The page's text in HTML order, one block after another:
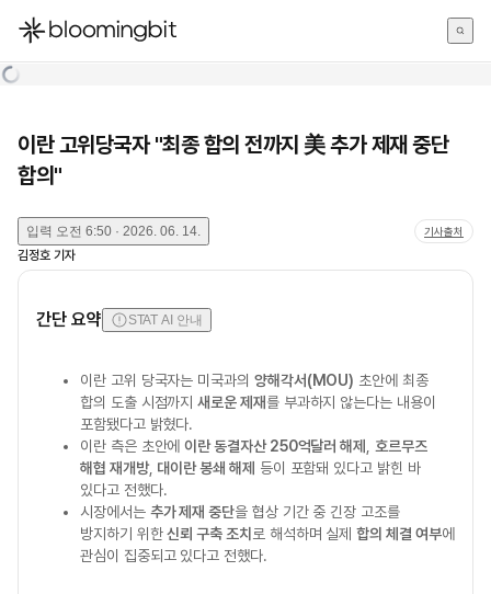
한국어
이란 고위당국자 "최종 합의 전까지 美 추가 제재 중단
합의"
입력 오전 6:50 · 2026. 06. 14. 기사출처
김정호 기자
간단 요약 STAT AI 안내
이란 고위 당국자는 미국과의 양해각서(MOU) 초안에 최종
합의 도출 시점까지새로운 제재를 부과하지 않는다는 내용이
포함됐다고 밝혔다.
이란 측은 초안에이란 동결자산 250억달러 해제
호르무즈
해협 재개방, 대이란 봉쇄 해제
등이 포함돼 있다고 밝힌 바
있다고 전했다.
시장에서는 추가 제재 중단을 협상 기간 중 긴장 고조를
방지하기 위한신뢰 구축 조치 로 해석하며 실제합의 체결 여부에
관심이 집중되고 있다고 전했다.